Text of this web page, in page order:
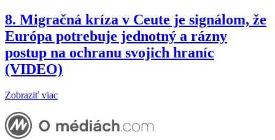
8. Migračná kríza v Ceute je signálom, že
Európa potrebuje jednotný a rázny
postup na ochranu svojich hraníc
(VIDEO)
Zobraziť viac